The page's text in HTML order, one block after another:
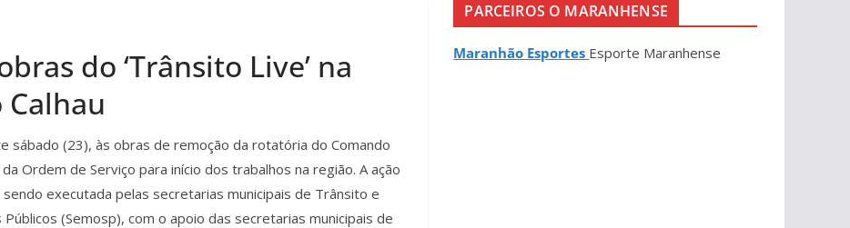
do ‘Trânsito Live’ na
sábado (23), às obras de remoção da rotatória do Comando
Ordem de Serviço para início dos trabalhos na região. A ação
executada pelas secretarias municipais de Trânsito e
(Semosp), com o apoio das secretarias municipais de
PARCEIROS O MARANHENSE
Maranhão Esportes Esporte Maranhense